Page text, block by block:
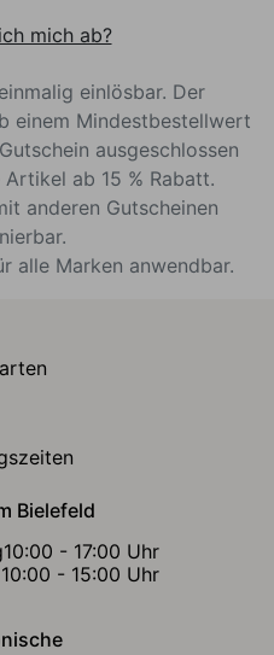
mich ab?
einlösbar. Der
einem Mindestbestellwert
ausgeschlossen
ab 15 % Rabatt.
anderen Gutscheinen
alle Marken anwendbar.
Bielefeld
10:00 - 17:00 Uhr
10:00 - 15:00 Uhr